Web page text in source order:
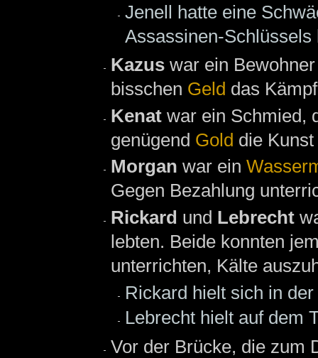
Jenell hatte eine
Assassinen-Schlüssels
Kazus war ein
bisschen Geld das
Kenat war ein Schmied,
genügend Gold die
Morgan war ein
Gegen Bezahlung
Rickard und Lebrecht
lebten. Beide konnten
unterrichten, Kälte
Rickard hielt sich in
Lebrecht hielt auf dem
Vor der Brücke, die zum